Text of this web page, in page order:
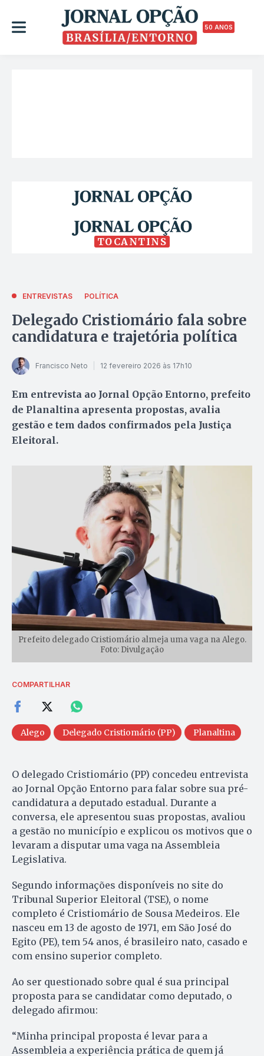
50 ANOS
TOCANTINS
ENTREVISTAS POLÍTICA
Delegado Cristiomário fala sobre
candidatura e trajetória política
Francisco Neto 12 fevereiro 2026 às 17h10
Em entrevista ao Jornal Opção Entorno, prefeito
de Planaltina apresenta propostas, avalia
gestão e tem dados confirmados pela Justiça
Eleitoral.
Prefeito delegado Cristiomário almeja uma vaga na Alego.
Foto: Divulgação
COMPARTILHAR
Alego Delegado Cristiomário (PP) Planaltina
O delegado Cristiomário (PP) concedeu entrevista
ao Jornal Opção Entorno para falar sobre sua pré-
candidatura a deputado estadual. Durante a
conversa, ele apresentou suas propostas, avaliou
a gestão no município e explicou os motivos que o
levaram a disputar uma vaga na Assembleia
Legislativa.
Segundo informações disponíveis no site do
Tribunal Superior Eleitoral (TSE), o nome
completo é Cristiomário de Sousa Medeiros. Ele
nasceu em 13 de agosto de 1971, em São José do
Egito (PE), tem 54 anos, é brasileiro nato, casado e
com ensino superior completo.
Ao ser questionado sobre qual é sua principal
proposta para se candidatar como deputado, o
delegado afirmou:
“Minha principal proposta é levar para a
Assembleia a experiência prática de quem já